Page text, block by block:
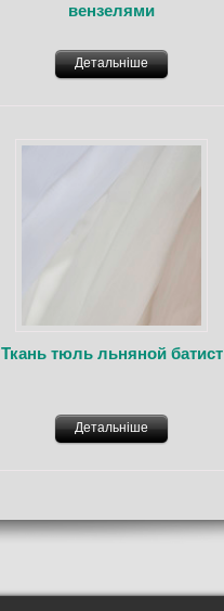
вензелями
Детальніше
Ткань тюль льняной батист
Детальніше